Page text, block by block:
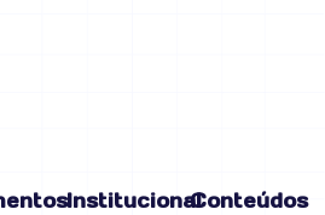
InstitucionalConteúdos